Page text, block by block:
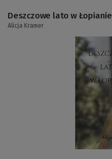
Deszczowe lato w Łopianie
Alicja Kramer